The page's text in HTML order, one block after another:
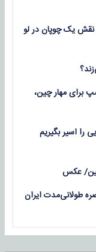
یک چوپان در لو
برای مهار چین،
نفر آمریکایی را اسیر بگیریم
عکس
طولانی‌مدت ایران